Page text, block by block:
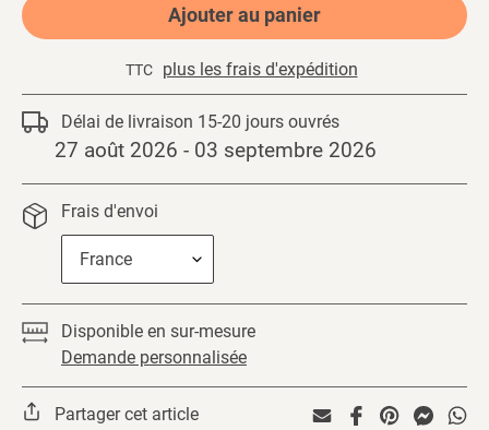
Ajouter au panier
TTC
plus les frais d'expédition
d'un
produit
à
votre
panier
Délai de livraison 15-20 jours ouvrés
27 août 2026 - 03 septembre 2026
Frais d'envoi
Disponible en sur-mesure
Demande personnalisée
Partager cet article